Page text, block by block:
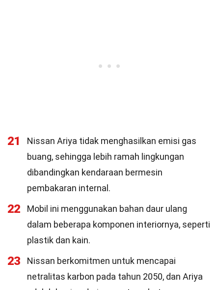
21
Nissan Ariya tidak menghasilkan emisi gas
buang, sehingga lebih ramah lingkungan
dibandingkan kendaraan bermesin
pembakaran internal.
22
Mobil ini menggunakan bahan daur ulang
dalam beberapa komponen interiornya, seperti
plastik dan kain.
23
Nissan berkomitmen untuk mencapai
netralitas karbon pada tahun 2050, dan Ariya